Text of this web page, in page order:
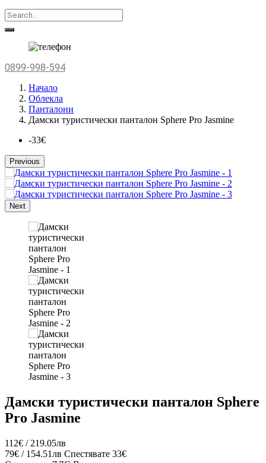
0899-998-594
Начало
Облекла
Панталони
Дамски туристически панталон Sphere Pro Jasmine
-33€
Previous
Next
Дамски туристически панталон Sphere
Pro Jasmine
112€ / 219.05лв
79€ / 154.51лв Спестявате 33€